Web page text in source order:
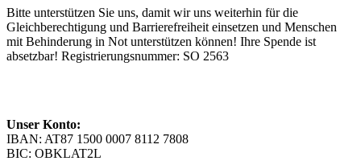
Bitte unterstützen Sie uns, damit wir uns weiterhin für die
Gleichberechtigung und Barrierefreiheit einsetzen und Menschen
mit Behinderung in Not unterstützen können! Ihre Spende ist
absetzbar! Registrierungsnummer: SO 2563
Unser Konto:
IBAN: AT87 1500 0007 8112 7808
BIC: OBKLAT2L